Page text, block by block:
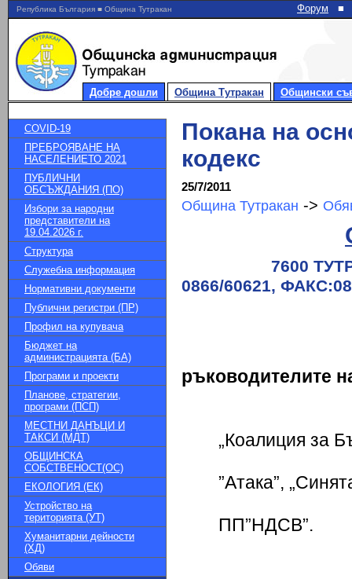
Република България ■ Община Тутракан Форум ■
Добре дошли Община Тутракан Общински
COVID-19
ПРЕБРОЯВАНЕ НА
НАСЕЛЕНИЕТО 2021
ПУБЛИЧНИ
ОБСЪЖДАНИЯ (ПО)
Избори за народни
представители на
19.04.2026 г.
Структура
Служебна информация
Нормативни документи
Публични регистри (ПР)
Профил на купувача
Бюджет на
администрацията (БА)
Програми и проекти
Планове, стратегии,
програми (ПСП)
МЕСТНИ ДАНЪЦИ И
ТАКСИ (МДТ)
ОБЩИНСКА
СОБСТВЕНОСТ(ОС)
ЕКОЛОГИЯ (ЕК)
Устройство на
територията (УТ)
Хуманитарни дейности
(ХД)
Обяви
Покана на
кодекс
25/7/2011
Община Тутракан ->
7600
0866/60621,
ръководителите
„Коалиция за
”Атака”,